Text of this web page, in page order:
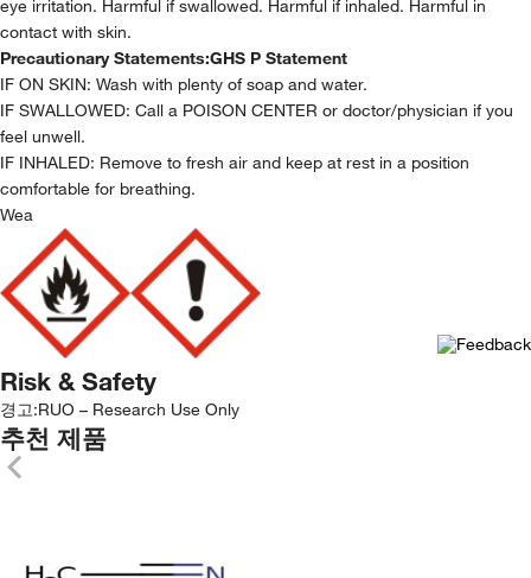
eye irritation. Harmful if swallowed. Harmful if inhaled. Harmful in
contact with skin.
Precautionary Statements:GHS P Statement
IF ON SKIN: Wash with plenty of soap and water.
IF SWALLOWED: Call a POISON CENTER or doctor/physician if you
feel unwell.
IF INHALED: Remove to fresh air and keep at rest in a position
comfortable for breathing.
Wea
Risk & Safety
경고:RUO – Research Use Only
추천 제품